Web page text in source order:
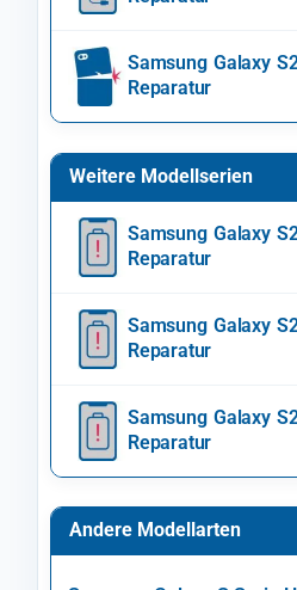
Samsung Galaxy
Reparatur
Weitere Modellserien
Samsung Galaxy
Reparatur
Samsung Galaxy
Reparatur
Samsung Galaxy
Reparatur
Andere Modellarten